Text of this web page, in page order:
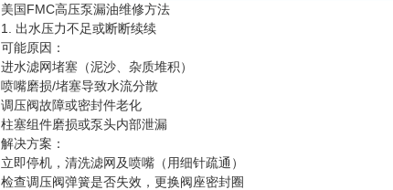
美国FMC高压泵漏油维修方法
1. 出水压力不足或断断续续
可能原因：
进水滤网堵塞（泥沙、杂质堆积）
喷嘴磨损/堵塞导致水流分散
调压阀故障或密封件老化
柱塞组件磨损或泵头内部泄漏
解决方案：
立即停机，清洗滤网及喷嘴（用细针疏通）
检查调压阀弹簧是否失效，更换阀座密封圈